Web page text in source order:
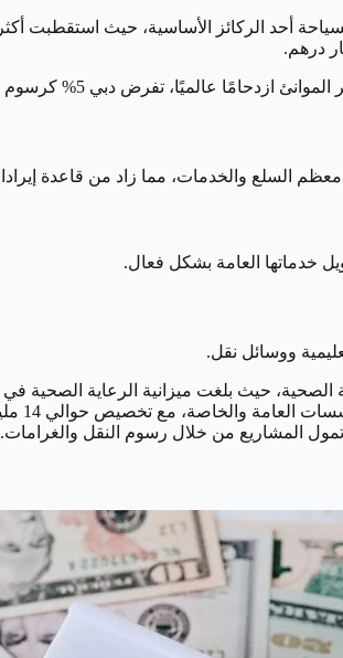
على معظم السلع المستوردة، مما يساهم في تعزيز إيراداتها.
خدماتها العامة بشكل فعال.
ووسائل نقل.
ميزانية الرعاية الصحية في 2023 حوالي 10 مليارات درهم.
مع تخصيص حوالي 14 مليار درهم في 2023.
المشاريع من خلال رسوم النقل والغرامات.